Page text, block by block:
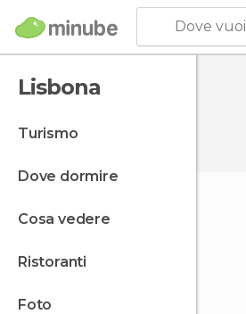
Dove
Lisbona
turismo
dove dormire
cosa vedere
ristoranti
foto